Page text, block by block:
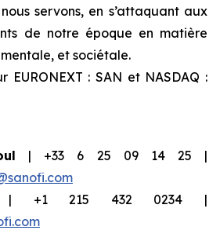
servons, en s’attaquant aux
de notre époque en matière
et sociétale.
EURONEXT : SAN et NASDAQ :
| +33 6 25 09 14 25 |
+1 215 432 0234 |